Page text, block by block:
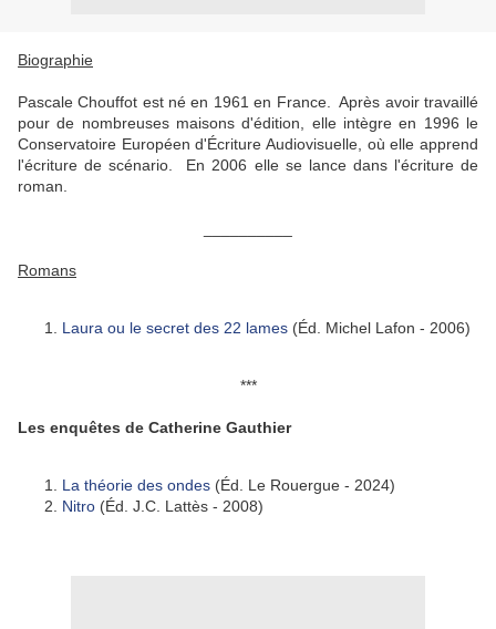
Biographie
Pascale Chouffot est né en 1961 en France. Après avoir travaillé
pour de nombreuses maisons d'édition, elle intègre en 1996 le
Conservatoire Européen d'Écriture Audiovisuelle, où elle apprend
l'écriture de scénario. En 2006 elle se lance dans l'écriture de
roman.
Romans
Laura ou le secret des 22 lames (Éd. Michel Lafon - 2006)
***
Les enquêtes de Catherine Gauthier
La théorie des ondes (Éd. Le Rouergue - 2024)
Nitro (Éd. J.C. Lattès - 2008)